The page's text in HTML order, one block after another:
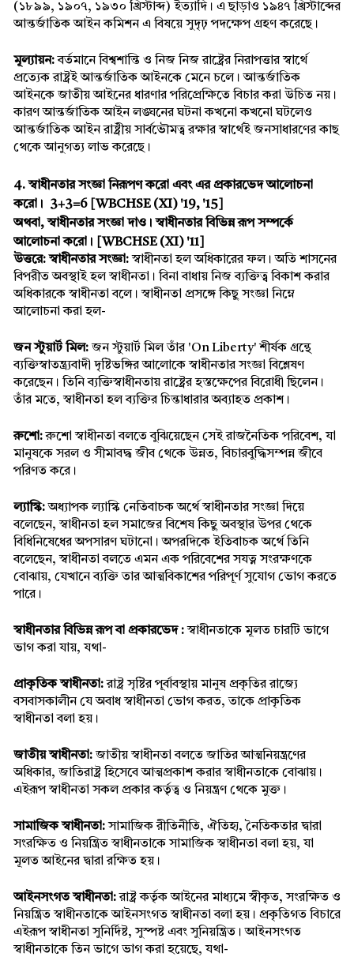
(১৮৯৯, ১৯০৭, ১৯৩০ খ্রিস্টাব্দ) ইত্যাদি। এ ছাড়াও ১৯৪৭ খ্রিস্টাব্দের
আন্তর্জাতিক আইন কমিশন এ বিষয়ে সুদৃঢ় পদক্ষেপ গ্রহণ করেছে।
মূল্যায়ন: বর্তমানে বিশ্বশান্তি ও নিজ নিজ রাষ্ট্রের নিরাপত্তার স্বার্থে
প্রত্যেক রাষ্ট্রই আন্তর্জাতিক আইনকে মেনে চলে। আন্তর্জাতিক
আইনকে জাতীয় আইনের ধারণার পরিপ্রেক্ষিতে বিচার করা উচিত নয়।
কারণ আন্তর্জাতিক আইন লঙ্ঘনের ঘটনা কখনো কখনো ঘটলেও
আন্তর্জাতিক আইন রাষ্ট্রীয় সার্বভৌমত্ব রক্ষার স্বার্থেই জনসাধারণের কাছ
থেকে আনুগত্য লাভ করেছে।
4. স্বাধীনতার সংজ্ঞা নিরূপণ করো এবং এর প্রকারভেদ আলোচনা
করো।  3+3=6 [WBCHSE (XI) '19, '15]
অথবা, স্বাধীনতার সংজ্ঞা দাও। স্বাধীনতার বিভিন্ন রূপ সম্পর্কে
আলোচনা করো। [WBCHSE (XI) '11]
উত্তরে: স্বাধীনতার সংজ্ঞা: স্বাধীনতা হল অধিকারের ফল। অতি শাসনের
বিপরীত অবস্থাই হল স্বাধীনতা। বিনা বাধায় নিজ ব্যক্তিত্ব বিকাশ করার
অধিকারকে স্বাধীনতা বলে। স্বাধীনতা প্রসঙ্গে কিছু সংজ্ঞা নিম্নে
আলোচনা করা হল-
জন স্টুয়ার্ট মিল: জন স্টুয়ার্ট মিল তাঁর 'On Liberty' শীর্ষক গ্রন্থে
ব্যক্তিস্বাতন্ত্র্যবাদী দৃষ্টিভঙ্গির আলোকে স্বাধীনতার সংজ্ঞা বিশ্লেষণ
করেছেন। তিনি ব্যক্তিস্বাধীনতায় রাষ্ট্রের হস্তক্ষেপের বিরোধী ছিলেন।
তাঁর মতে, স্বাধীনতা হল ব্যক্তির চিন্তাধারার অব্যাহত প্রকাশ।
রুশো: রুশো স্বাধীনতা বলতে বুঝিয়েছেন সেই রাজনৈতিক পরিবেশ, যা
মানুষকে সরল ও সীমাবদ্ধ জীব থেকে উন্নত, বিচারবুদ্ধিসম্পন্ন জীবে
পরিণত করে।
ল্যাস্কি: অধ্যাপক ল্যাস্কি নেতিবাচক অর্থে স্বাধীনতার সংজ্ঞা দিয়ে
বলেছেন, স্বাধীনতা হল সমাজের বিশেষ কিছু অবস্থার উপর থেকে
বিধিনিষেধের অপসারণ ঘটানো। অপরদিকে ইতিবাচক অর্থে তিনি
বলেছেন, স্বাধীনতা বলতে এমন এক পরিবেশের সযত্ন সংরক্ষণকে
বোঝায়, যেখানে ব্যক্তি তার আত্মবিকাশের পরিপূর্ণ সুযোগ ভোগ করতে
পারে।
স্বাধীনতার বিভিন্ন রূপ বা প্রকারভেদ : স্বাধীনতাকে মূলত চারটি ভাগে
ভাগ করা যায়, যথা-
প্রাকৃতিক স্বাধীনতা: রাষ্ট্র সৃষ্টির পূর্বাবস্থায় মানুষ প্রকৃতির রাজ্যে
বসবাসকালীন যে অবাধ স্বাধীনতা ভোগ করত, তাকে প্রাকৃতিক
স্বাধীনতা বলা হয়।
জাতীয় স্বাধীনতা: জাতীয় স্বাধীনতা বলতে জাতির আত্মনিয়ন্ত্রণের
অধিকার, জাতিরাষ্ট্র হিসেবে আত্মপ্রকাশ করার স্বাধীনতাকে বোঝায়।
এইরূপ স্বাধীনতা সকল প্রকার কর্তৃত্ব ও নিয়ন্ত্রণ থেকে মুক্ত।
সামাজিক স্বাধীনতা: সামাজিক রীতিনীতি, ঐতিহ্য, নৈতিকতার দ্বারা
সংরক্ষিত ও নিয়ন্ত্রিত স্বাধীনতাকে সামাজিক স্বাধীনতা বলা হয়, যা
মূলত আইনের দ্বারা রক্ষিত হয়।
আইনসংগত স্বাধীনতা: রাষ্ট্র কর্তৃক আইনের মাধ্যমে স্বীকৃত, সংরক্ষিত ও
নিয়ন্ত্রিত স্বাধীনতাকে আইনসংগত স্বাধীনতা বলা হয়। প্রকৃতিগত বিচারে
এইরূপ স্বাধীনতা সুনির্দিষ্ট, সুস্পষ্ট এবং সুনিয়ন্ত্রিত। আইনসংগত
স্বাধীনতাকে তিন ভাগে ভাগ করা হয়েছে, যথা-